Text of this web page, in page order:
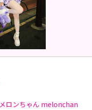
メロンちゃん melonchan